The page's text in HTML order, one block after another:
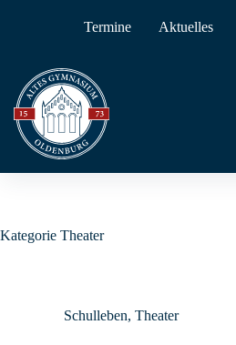
Termine Aktuelles
Kategorie Theater
Schulleben, Theater